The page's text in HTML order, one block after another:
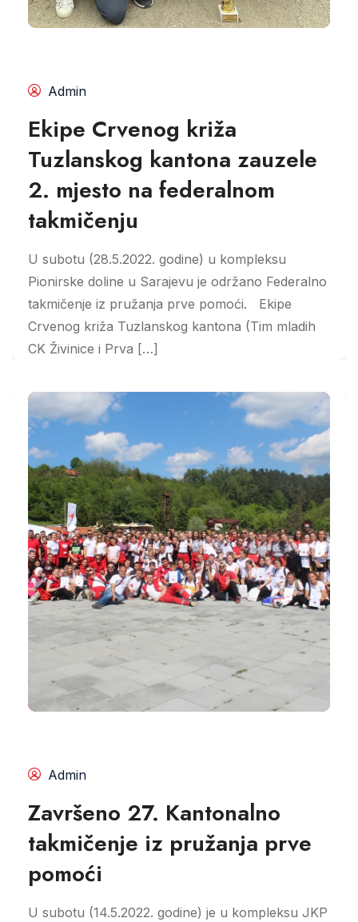
Admin
Ekipe Crvenog križa
Tuzlanskog kantona zauzele
2. mjesto na federalnom
takmičenju
U subotu (28.5.2022. godine) u kompleksu
Pionirske doline u Sarajevu je održano Federalno
takmičenje iz pružanja prve pomoći. Ekipe
Crvenog križa Tuzlanskog kantona (Tim mladih
CK Živinice i Prva […]
Admin
Završeno 27. Kantonalno
takmičenje iz pružanja prve
pomoći
U subotu (14.5.2022. godine) je u kompleksu JKP